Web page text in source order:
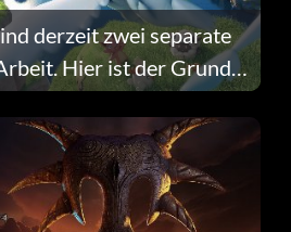
derzeit zwei separate
Hier ist der Grund